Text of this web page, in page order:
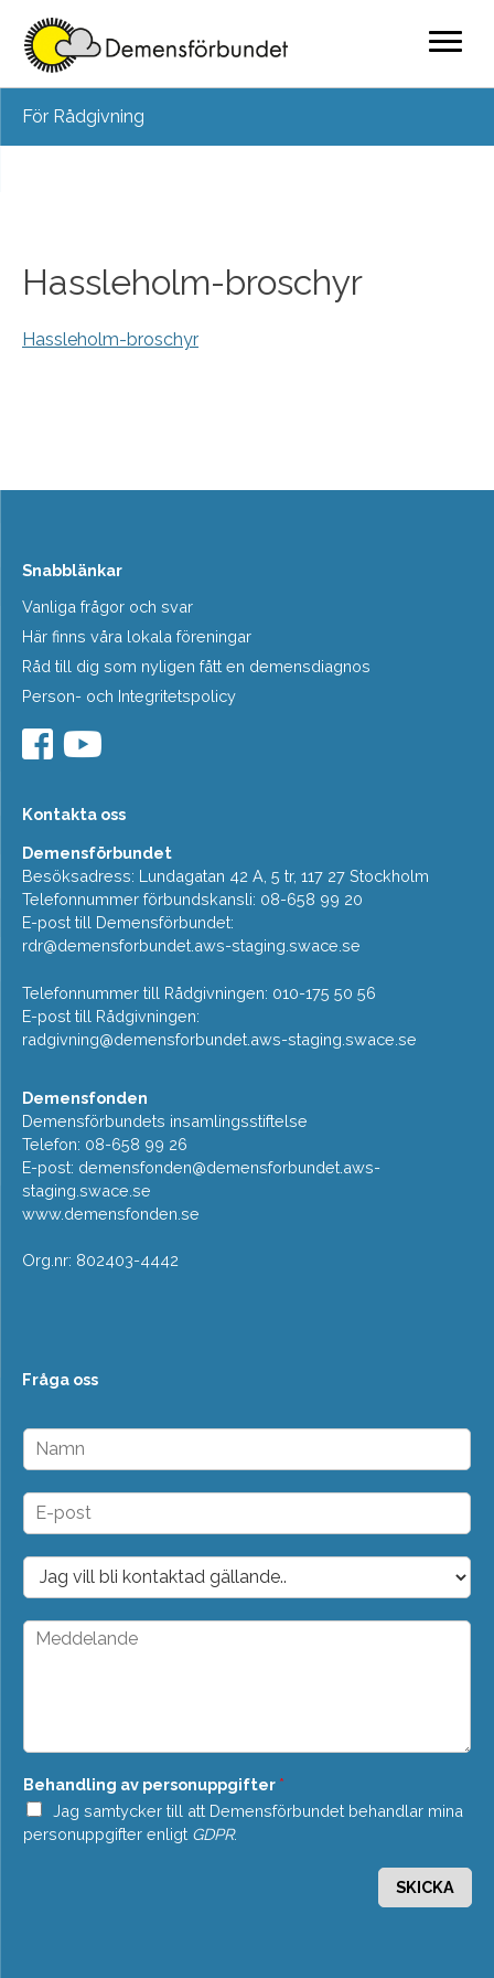
content
För Rådgivning
Hassleholm-broschyr
Hassleholm-broschyr
Snabblänkar
Vanliga frågor och svar
Här finns våra lokala föreningar
Råd till dig som nyligen fått en demensdiagnos
Person- och Integritetspolicy
Kontakta oss
Demensförbundet
Besöksadress: Lundagatan 42 A, 5 tr, 117 27 Stockholm
Telefonnummer förbundskansli: 08-658 99 20
E-post till Demensförbundet:
rdr@demensforbundet.aws-staging.swace.se
Telefonnummer till Rådgivningen: 010-175 50 56
E-post till Rådgivningen:
radgivning@demensforbundet.aws-staging.swace.se
Demensfonden
Demensförbundets insamlingsstiftelse
Telefon: 08-658 99 26
E-post: demensfonden@demensforbundet.aws-
staging.swace.se
www.demensfonden.se
Org.nr: 802403-4442
Fråga oss
N
m
n
E
p
o
t
*
D
o
p
M
a
d
e
*
Behandling av personuppgifter *
Jag samtycker till att Demensförbundet behandlar mina
personuppgifter enligt GDPR.
SKICKA